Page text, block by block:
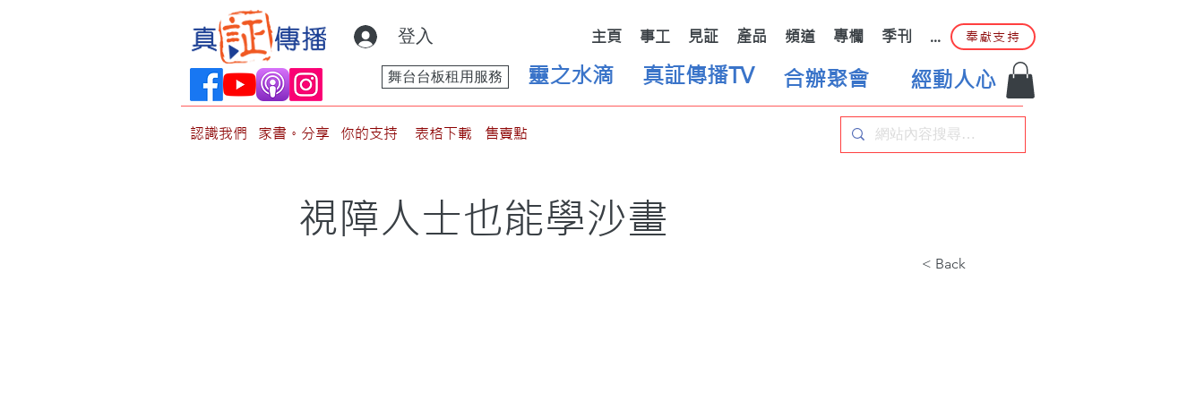
登入 主頁 事工 見証 產品 頻道 專欄 季刊 ... 奉獻支持
靈之水滴
舞台台板租用服務 真証傳播TV 合辦聚會 經動人心
認識我們 家書。分享 你的支持 表格下載 售賣點
視障人士也能學沙畫
< Back